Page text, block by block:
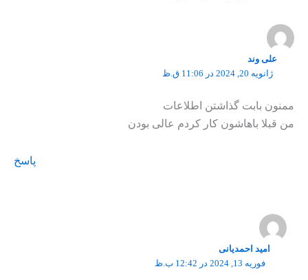
علی وند
ژانویه 20, 2024 در 11:06 ق.ظ
ممنون بابت گذاشتن اطلاعات
من قبلا باهاشون کار کردم عالی بودن
پاسخ
امید احمدیانی
فوریه 13, 2024 در 12:42 ب.ظ